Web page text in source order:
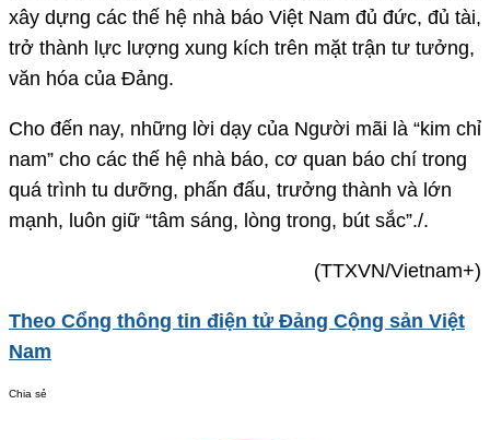
xây dựng các thế hệ nhà báo Việt Nam đủ đức, đủ tài,
trở thành lực lượng xung kích trên mặt trận tư tưởng,
văn hóa của Đảng.
Cho đến nay, những lời dạy của Người mãi là “kim chỉ
nam” cho các thế hệ nhà báo, cơ quan báo chí trong
quá trình tu dưỡng, phấn đấu, trưởng thành và lớn
mạnh, luôn giữ “tâm sáng, lòng trong, bút sắc”./.
(TTXVN/Vietnam+)
Theo Cổng thông tin điện tử Đảng Cộng sản Việt
Nam
Chia sẻ